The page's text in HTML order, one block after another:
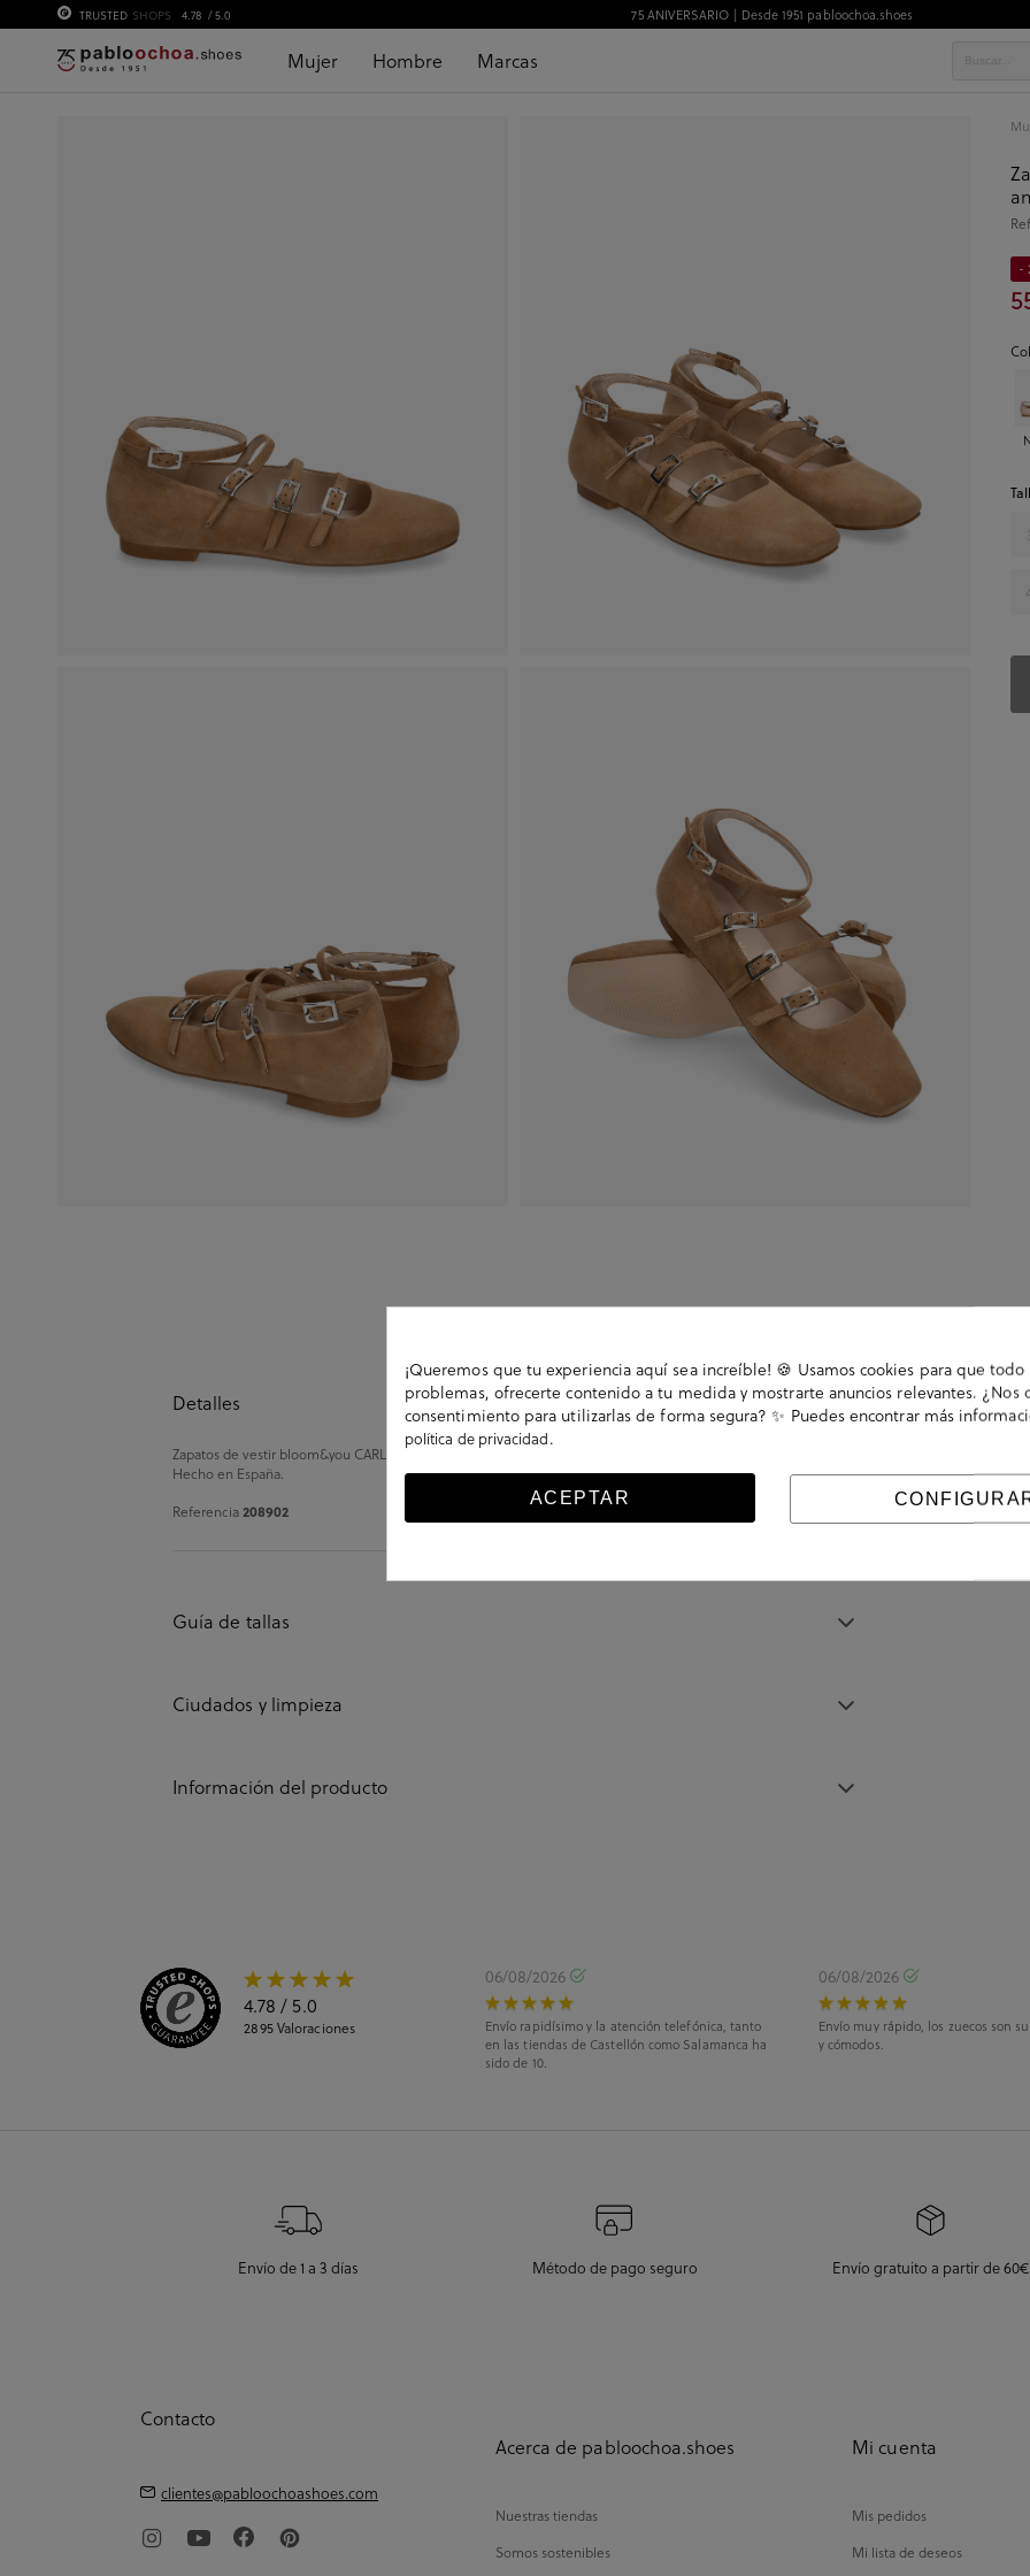
TRUSTED SHOPS 4.78 / 5.0 75 ANIVERSARIO | Desde 1951 pabloochoa.shoes
Mujer Hombre Marcas
-
Detalles
Zapatos de vestir bloom&you CARLA en ante taupe. Cierre con hebilla en un lateral. La plantilla no es extraible.
Hecho en España.
Referencia208902
Guía de tallas
Ciudados y limpieza
Información del producto
4.78 / 5.0
2895Valoraciones
06/08/2026
Envío rapidísimo y la atención telefónica, tanto
en las tiendas de Castellón como Salamanca ha
sido de 10.
06/08/2026
Envío muy rápido, los zuecos son
y cómodos.
Envío de 1 a 3 días Método de pago seguro Envío gratuito a partir de 60€
Contacto
clientes@pabloochoashoes.com
Acerca de pabloochoa.shoes
Nuestras tiendas
Somos sostenibles
Mi cuenta
Mis pedidos
Mi lista de deseos
¡Queremos que tu experiencia aquí sea increíble! 🍪 Usamos cookies para que
problemas, ofrecerte contenido a tu medida y mostrarte anuncios relevantes. ¿Nos
consentimiento para utilizarlas de forma segura? ✨ Puedes encontrar más
política de privacidad.
ACEPTAR